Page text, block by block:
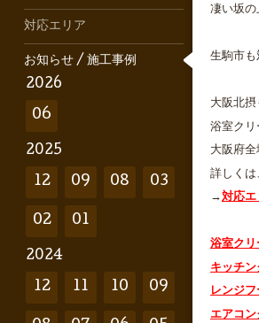
凄い坂
生駒市
大阪北摂
浴室クリ
大阪府
詳しくは
→対応エ
浴室ク
キッチ
レンジ
エアコ
対応エリア
お知らせ / 施工事例
2026
06
2025
12 09 08 03
02 01
2024
12 11 10 09